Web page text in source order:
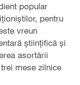
popular
pentru
vreun
științifică și
asortării
mese zilnice